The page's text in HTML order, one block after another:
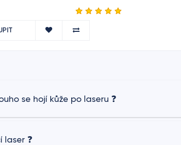
se hojí kůže po laseru ❓
❓